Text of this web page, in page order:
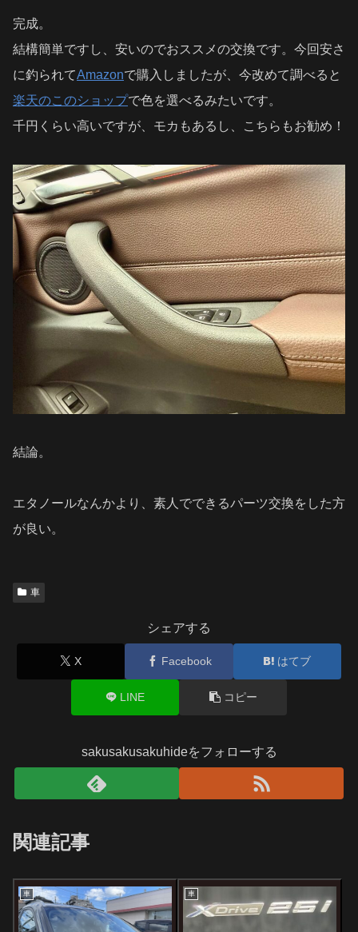
完成。
結構簡単ですし、安いのでおススメの交換です。今回安さ
に釣られてAmazonで購入しましたが、今改めて調べると
楽天のこのショップで色を選べるみたいです。
千円くらい高いですが、モカもあるし、こちらもお勧め！
結論。
エタノールなんかより、素人でできるパーツ交換をした方
が良い。
車
シェアする
X Facebook はてブ
LINE コピー
sakusakusakuhideをフォローする
関連記事
車 車